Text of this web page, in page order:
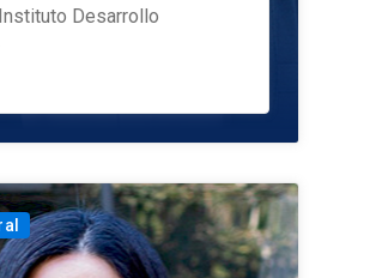
Desarrollo